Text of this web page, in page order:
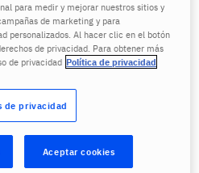
para medir y mejorar nuestros sitios y
de marketing y para
personalizados. Al hacer clic en el botón
de privacidad. Para obtener más
de privacidad Política de privacidad
de privacidad
Aceptar cookies